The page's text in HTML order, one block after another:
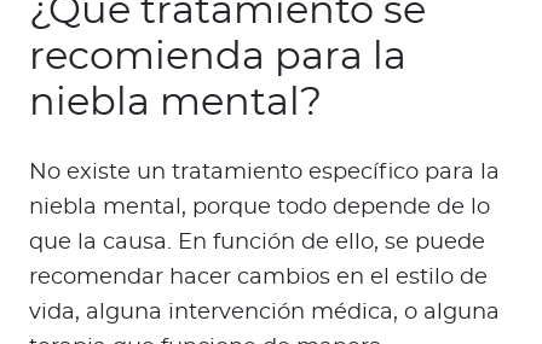
¿Qué tratamiento se
recomienda para la
niebla mental?
No existe un tratamiento específico para la
niebla mental, porque todo depende de lo
que la causa. En función de ello, se puede
recomendar hacer cambios en el estilo de
vida, alguna intervención médica, o alguna